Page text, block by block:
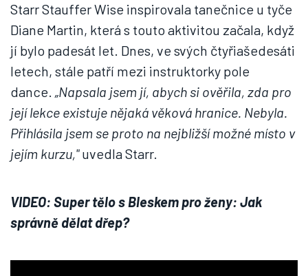
Starr Stauffer Wise inspirovala tanečnice u tyče
Diane Martin, která s touto aktivitou začala, když
jí bylo padesát let. Dnes, ve svých čtyřiašedesáti
letech, stále patří mezi instruktorky pole
dance. „Napsala jsem jí, abych si ověřila, zda pro
její lekce existuje nějaká věková hranice. Nebyla.
Přihlásila jsem se proto na nejbližší možné místo v
jejím kurzu,"uvedla Starr.
VIDEO: Super tělo s Bleskem pro ženy: Jak
správně dělat dřep?